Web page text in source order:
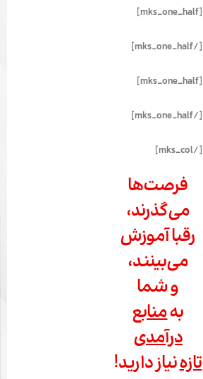
[mks_one_half]
[/mks_one_half]
[mks_one_half]
[/mks_one_half]
[/mks_col]
فرصت‌ها
می‌گذرند،
رقبا آموزش
می‌بینند،
و شما
بهمنابع
درآمدی
تازهنیاز دارید!